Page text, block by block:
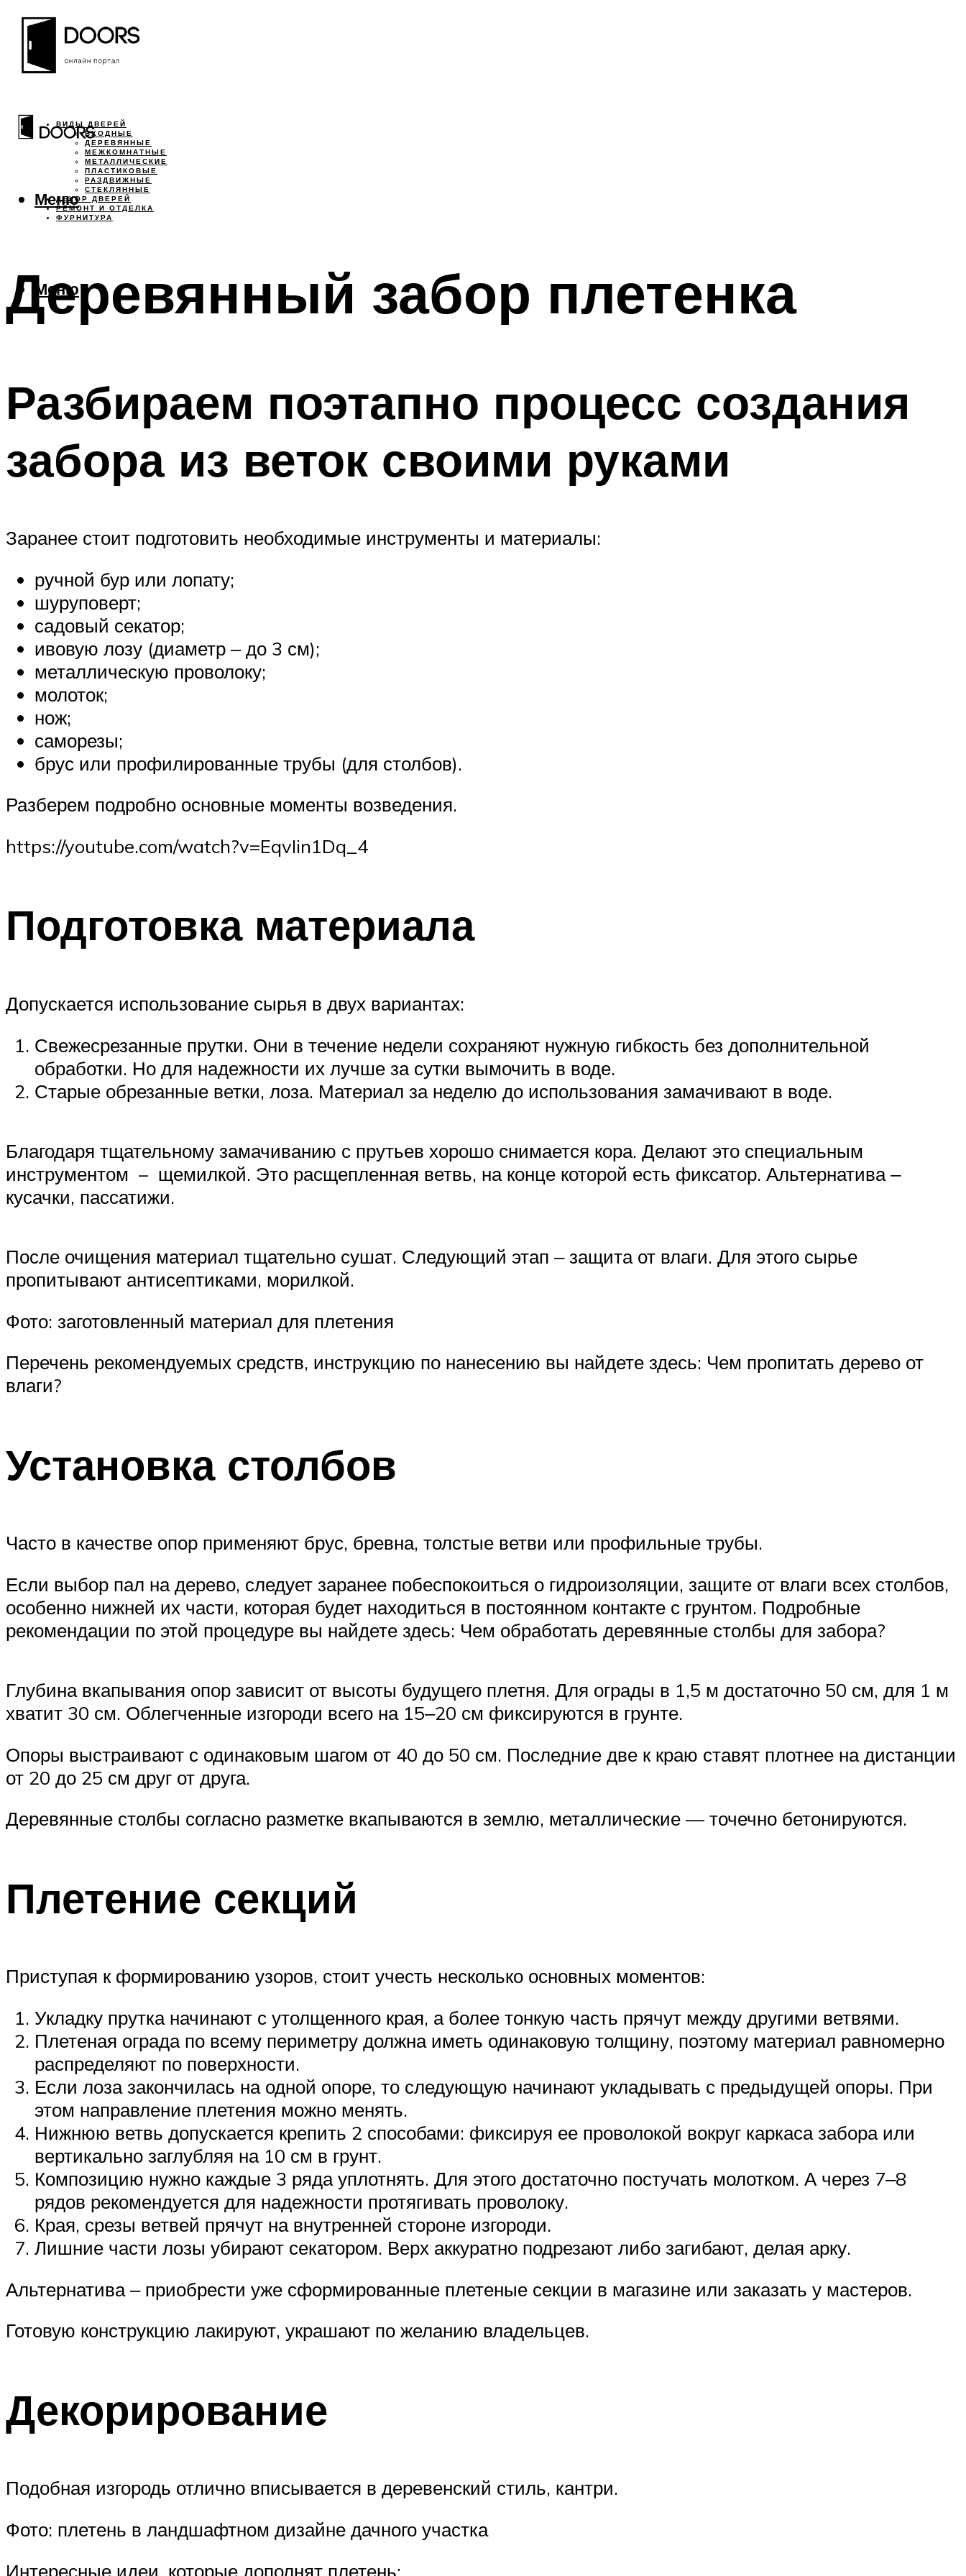
ВИДЫ ДВЕРЕЙ
ВХОДНЫЕ
ДЕРЕВЯННЫЕ
МЕЖКОМНАТНЫЕ
МЕТАЛЛИЧЕСКИЕ
ПЛАСТИКОВЫЕ
РАЗДВИЖНЫЕ
СТЕКЛЯННЫЕ
ДЕКОР ДВЕРЕЙ
РЕМОНТ И ОТДЕЛКА
ФУРНИТУРА
Меню
Меню
Деревянный забор плетенка
Разбираем поэтапно процесс создания
забора из веток своими руками
Заранее стоит подготовить необходимые инструменты и материалы:
ручной бур или лопату;
шуруповерт;
садовый секатор;
ивовую лозу (диаметр ‒ до 3 см);
металлическую проволоку;
молоток;
нож;
саморезы;
брус или профилированные трубы (для столбов).
Разберем подробно основные моменты возведения.
https://youtube.com/watch?v=EqvIin1Dq_4
Подготовка материала
Допускается использование сырья в двух вариантах:
Свежесрезанные прутки. Они в течение недели сохраняют нужную гибкость без дополнительной
обработки. Но для надежности их лучше за сутки вымочить в воде.
Старые обрезанные ветки, лоза. Материал за неделю до использования замачивают в воде.
Благодаря тщательному замачиванию с прутьев хорошо снимается кора. Делают это специальным
инструментом – щемилкой. Это расщепленная ветвь, на конце которой есть фиксатор. Альтернатива ‒
кусачки, пассатижи.
После очищения материал тщательно сушат. Следующий этап ‒ защита от влаги. Для этого сырье
пропитывают антисептиками, морилкой.
Фото: заготовленный материал для плетения
Перечень рекомендуемых средств, инструкцию по нанесению вы найдете здесь: Чем пропитать дерево от
влаги?
Установка столбов
Часто в качестве опор применяют брус, бревна, толстые ветви или профильные трубы.
Если выбор пал на дерево, следует заранее побеспокоиться о гидроизоляции, защите от влаги всех столбов,
особенно нижней их части, которая будет находиться в постоянном контакте с грунтом. Подробные
рекомендации по этой процедуре вы найдете здесь: Чем обработать деревянные столбы для забора?
Глубина вкапывания опор зависит от высоты будущего плетня. Для ограды в 1,5 м достаточно 50 см, для 1 м
хватит 30 см. Облегченные изгороди всего на 15‒20 см фиксируются в грунте.
Опоры выстраивают с одинаковым шагом от 40 до 50 см. Последние две к краю ставят плотнее на дистанции
от 20 до 25 см друг от друга.
Деревянные столбы согласно разметке вкапываются в землю, металлические — точечно бетонируются.
Плетение секций
Приступая к формированию узоров, стоит учесть несколько основных моментов:
Укладку прутка начинают с утолщенного края, а более тонкую часть прячут между другими ветвями.
Плетеная ограда по всему периметру должна иметь одинаковую толщину, поэтому материал равномерно
распределяют по поверхности.
Если лоза закончилась на одной опоре, то следующую начинают укладывать с предыдущей опоры. При
этом направление плетения можно менять.
Нижнюю ветвь допускается крепить 2 способами: фиксируя ее проволокой вокруг каркаса забора или
вертикально заглубляя на 10 см в грунт.
Композицию нужно каждые 3 ряда уплотнять. Для этого достаточно постучать молотком. А через 7‒8
рядов рекомендуется для надежности протягивать проволоку.
Края, срезы ветвей прячут на внутренней стороне изгороди.
Лишние части лозы убирают секатором. Верх аккуратно подрезают либо загибают, делая арку.
Альтернатива ‒ приобрести уже сформированные плетеные секции в магазине или заказать у мастеров.
Готовую конструкцию лакируют, украшают по желанию владельцев.
Декорирование
Подобная изгородь отлично вписывается в деревенский стиль, кантри.
Фото: плетень в ландшафтном дизайне дачного участка
Интересные идеи, которые дополнят плетень: